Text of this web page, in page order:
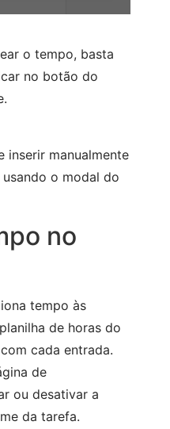
o tempo, basta
no botão do
inserir manualmente
o modal do
no
tempo às
de horas do
cada entrada.
de
ou desativar a
da tarefa.